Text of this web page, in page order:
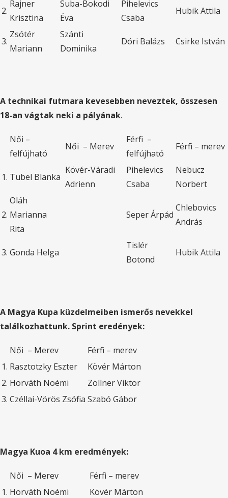
2.
Rajner
Krisztina
Suba-Bokodi
Éva
Pihelevics
Csaba
Hubik Attila
3.
Zsótér
Mariann
Szánti
Dominika
Dóri Balázs Csirke István
A technikai futmara kevesebben neveztek, összesen
18-an vágtak neki a pályának.
Női –
felfújható
Női – Merev
Férfi –
felfújható
Férfi – merev
1. Tubel Blanka
Kövér-Váradi
Adrienn
Pihelevics
Csaba
Nebucz
Norbert
2.
Oláh
Marianna
Rita
Seper Árpád
Chlebovics
András
3. Gonda Helga
Tislér
Botond
Hubik Attila
A Magya Kupa küzdelmeiben ismerős nevekkel
találkozhattunk. Sprint eredények:
Női – Merev
Férfi – merev
1. Rasztotzky Eszter
Kövér Márton
2. Horváth Noémi
Zöllner Viktor
3. Czéllai-Vörös Zsófia Szabó Gábor
Magya Kuoa 4 km eredmények:
Női – Merev
Férfi – merev
1. Horváth Noémi
Kövér Márton